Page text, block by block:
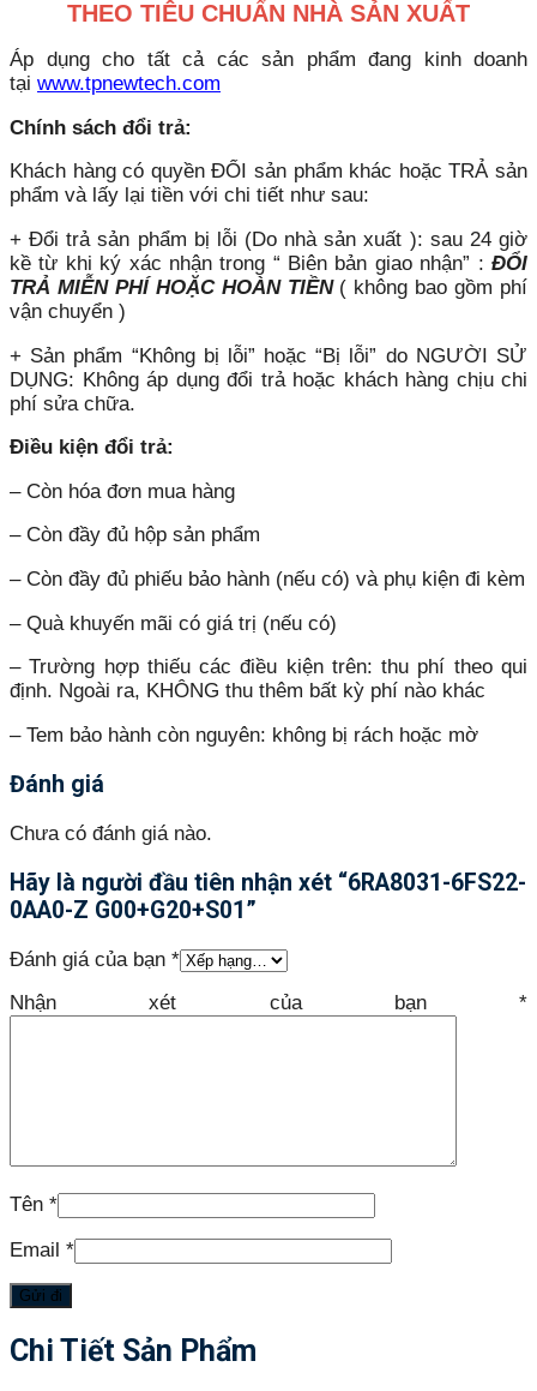
THEO TIÊU CHUẨN NHÀ SẢN XUẤT
Áp dụng cho tất cả các sản phẩm đang kinh doanh
tại www.tpnewtech.com
Chính sách đổi trả:
Khách hàng có quyền ĐỔI sản phẩm khác hoặc TRẢ sản
phẩm và lấy lại tiền với chi tiết như sau:
+ Đổi trả sản phẩm bị lỗi (Do nhà sản xuất ): sau 24 giờ
kề từ khi ký xác nhận trong “ Biên bản giao nhận” : ĐỔI
TRẢ MIỄN PHÍ HOẶC HOÀN TIỀN( không bao gồm phí
vận chuyển )
+ Sản phẩm “Không bị lỗi” hoặc “Bị lỗi” do NGƯỜI SỬ
DỤNG: Không áp dụng đổi trả hoặc khách hàng chịu chi
phí sửa chữa.
Điều kiện đổi trả:
– Còn hóa đơn mua hàng
– Còn đầy đủ hộp sản phẩm
– Còn đầy đủ phiếu bảo hành (nếu có) và phụ kiện đi kèm
– Quà khuyến mãi có giá trị (nếu có)
– Trường hợp thiếu các điều kiện trên: thu phí theo qui
định. Ngoài ra, KHÔNG thu thêm bất kỳ phí nào khác
– Tem bảo hành còn nguyên: không bị rách hoặc mờ
Đánh giá
Chưa có đánh giá nào.
Hãy là người đầu tiên nhận xét “6RA8031-6FS22-
0AA0-Z G00+G20+S01”
Đánh giá của bạn *
Nhận xét của bạn *
Tên *
Email *
Chi Tiết Sản Phẩm